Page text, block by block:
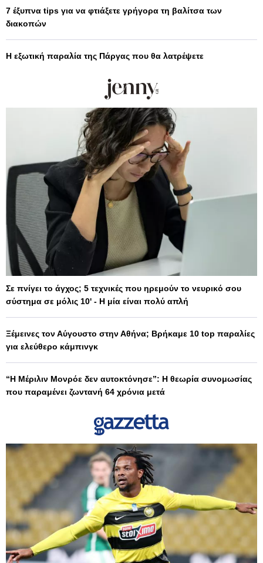
7 έξυπνα tips για να φτιάξετε γρήγορα τη βαλίτσα των
διακοπών
Η εξωτική παραλία της Πάργας που θα λατρέψετε
Σε πνίγει το άγχος; 5 τεχνικές που ηρεμούν το νευρικό σου
σύστημα σε μόλις 10' - Η μία είναι πολύ απλή
Ξέμεινες τον Αύγουστο στην Αθήνα; Βρήκαμε 10 top παραλίες
για ελεύθερο κάμπινγκ
“Η Μέριλιν Μονρόε δεν αυτοκτόνησε”: Η θεωρία συνομωσίας
που παραμένει ζωντανή 64 χρόνια μετά